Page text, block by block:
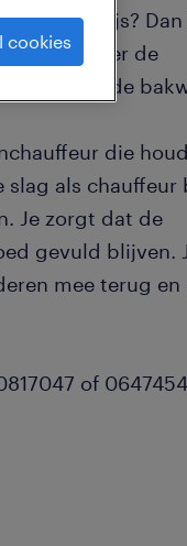
CE-rijbewijs?
je mee over de
gaan op de
die
slag als chauffeur
Je zorgt dat de
gevuld blijven.
mee terug en
of
cookies